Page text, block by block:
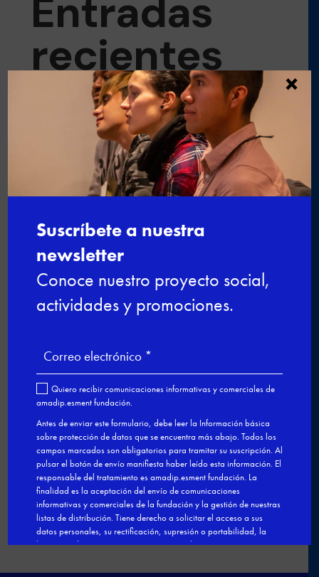
Entradas
recientes
Nuevo curso de gestión administrativa y
Ciberseguridad para el empleo: una
formación gratuita para impulsar tu
futuro digital
De la experiencia al aula: profesionales
Últimas plazas para el curso de Nutrición
y cocina saludable en Esment Inca
Nuestro modelo de FPDual en el
Congreso estatal sobre Empleo
Comentario
s recientes
dels premis a la Innovació Social 2023 -
Blog Comunidad EsmentenEsment
Escola Professional, premio a la
Innovación Social por su modelo de
formación y orientación
×